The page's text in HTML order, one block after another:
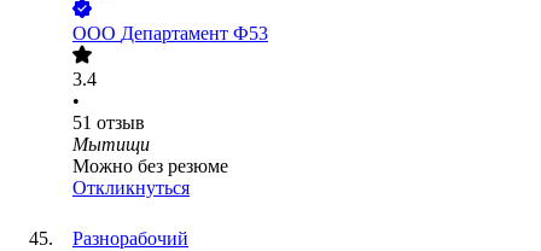
ООО Департамент Ф53
3.4
•
51 отзыв
Мытищи
Можно без резюме
Откликнуться
Разнорабочий